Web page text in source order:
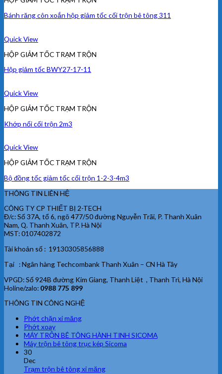
Bánh răng côn xoắn hộp giảm tốc cối trộn bê tông 311
Quick View
HỘP GIẢM TỐC TRẠM TRỘN
Hộp giảm tốc BWY27-17-11
Quick View
HỘP GIẢM TỐC TRẠM TRỘN
Khớp nối cối trộn 2m3
Quick View
HỘP GIẢM TỐC TRẠM TRỘN
Bộ đồng tốc giảm tốc cối trộn 1-2-3-4m3
THÔNG TIN LIÊN HỆ
CÔNG TY CP THIẾT BỊ 2-TECH
Đ/c: Số 37A, tổ 6, ngõ 477/50 đường Nguyễn Trãi, P. Thanh Xuân
Nam, Q. Thanh Xuân, TP. Hà Nội
MST: 0107402872
Tài khoản số : 19130305856888
Tại : Ngân hàng Techcombank Thanh Xuân – CN Hà Tây
VPGD: Số 924B đường Kim Giang, Thanh Liệt , Thanh Trì, Hà Nội
Holine/zalo: 0988 775 899
THÔNG TIN CÔNG NGHỆ
Phớt chặn xi măng
Phớt xoay
MÁY TRỘN BÊ TÔNG HÀNH TINH SICOMA
Máy trộn bê tông trục kép Sicoma
30
Dec
Trạm trộn bê tông xi măng